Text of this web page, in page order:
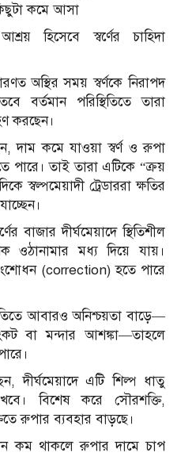
কমে আসা
হিসেবে স্বর্ণের চাহিদা
অস্থির সময় স্বর্ণকে নিরাপদ
বর্তমান পরিস্থিতিতে তারা
করছেন।
দাম কমে যাওয়া স্বর্ণ ও রুপা
পারে। তাই তারা এটিকে “ক্রয়
স্বল্পমেয়াদী ট্রেডাররা ক্ষতির
বাজার দীর্ঘমেয়াদে স্থিতিশীল
ওঠানামার মধ্য দিয়ে যায়।
(correction) হতে পারে
আবারও অনিশ্চয়তা বাড়ে—
বা মন্দার আশঙ্কা—তাহলে
দীর্ঘমেয়াদে এটি শিল্প ধাতু
বিশেষ করে সৌরশক্তি,
রুপার ব্যবহার বাড়ছে।
কম থাকলে রুপার দামে চাপ